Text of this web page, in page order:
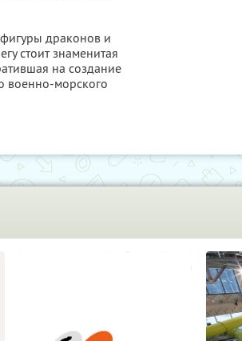
фигуры драконов и
стоит знаменитая
на создание
военно-морского